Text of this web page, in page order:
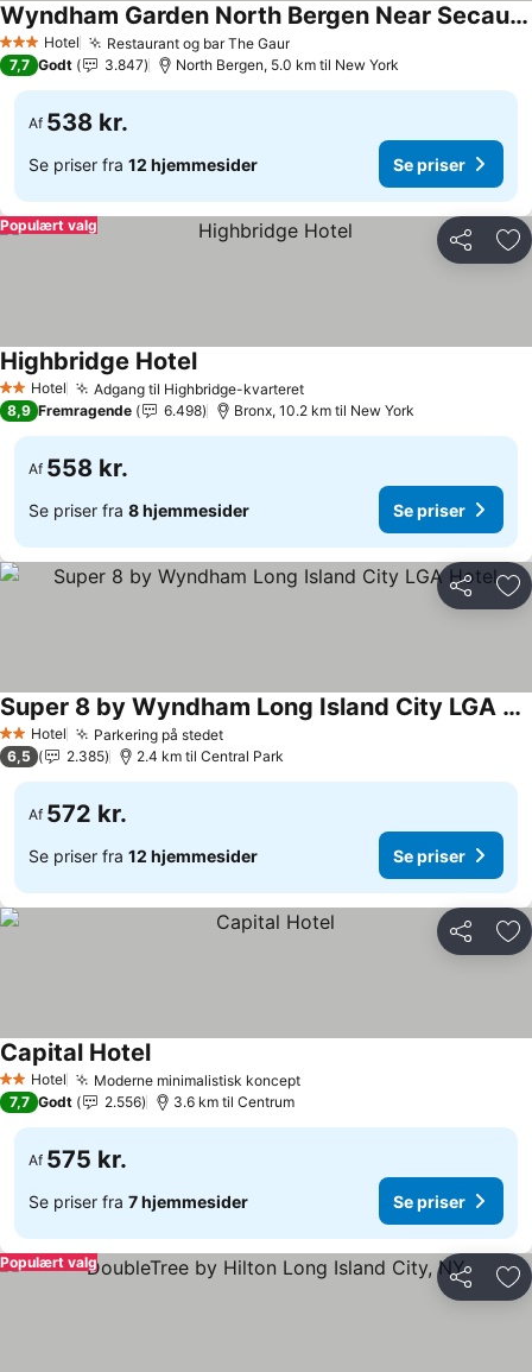
3 StjernerHotel Restaurant og bar The Gaur
Wyndham Garden North Bergen Near Secaucus
7,7 Godt 3.847 North Bergen, 5.0 km til New York
Af 538 kr.
Se priser fra 12 hjemmesider Se priser
Del
Populært valg
2 Stjerner
Hotel Adgang til Highbridge-kvarteret
Highbridge Hotel
8,9 Fremragende 6.498 Bronx, 10.2 km til New York
Af 558 kr.
Se priser fra 8 hjemmesider Se priser
Del
2 Stjerner
Hotel Parkering på stedet
Super 8 by Wyndham Long Island City LGA Hotel
6,5 2.385 2.4 km til Central Park
Af 572 kr.
Se priser fra 12 hjemmesider Se priser
Del
2 Stjerner
Hotel Moderne minimalistisk koncept
Capital Hotel
7,7 Godt 2.556 3.6 km til Centrum
Af 575 kr.
Se priser fra 7 hjemmesider Se priser
Del
Populært valg